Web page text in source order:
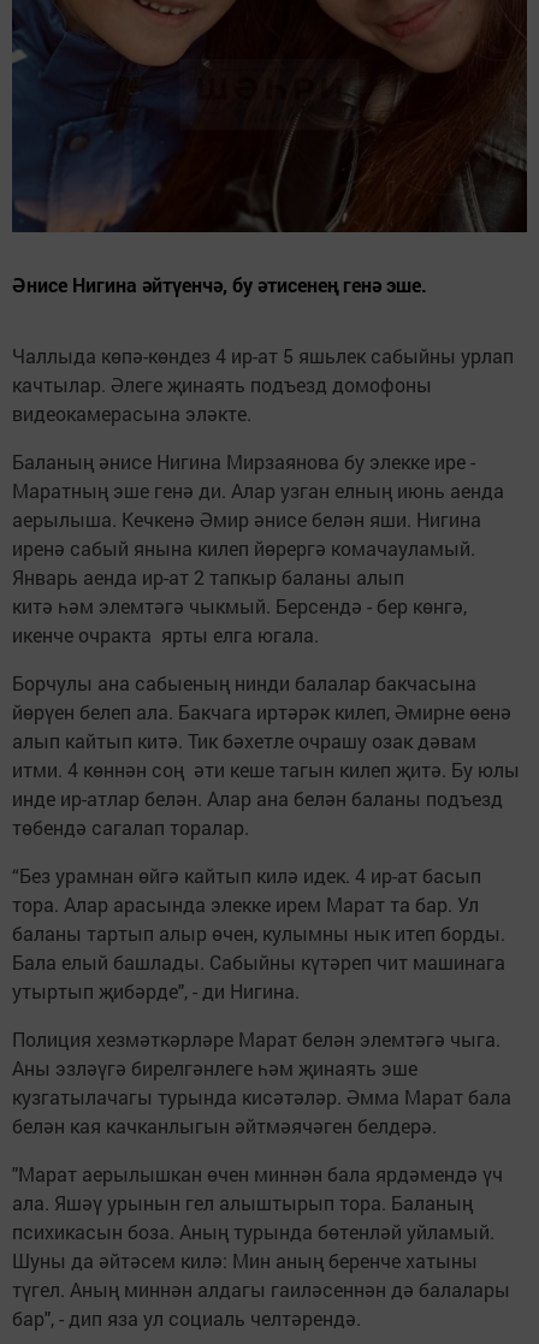
Әнисе Нигина әйтүенчә, бу әтисенең генә эше.
Чаллыда көпә-көндез 4 ир-ат 5 яшьлек сабыйны урлап
качтылар. Әлеге җинаять подъезд домофоны
видеокамерасына эләкте.
Баланың әнисе Нигина Мирзаянова бу элекке ире -
Маратның эше генә ди. Алар узган елның июнь аенда
аерылыша. Кечкенә Әмир әнисе белән яши. Нигина
иренә сабый янына килеп йөрергә комачауламый.
Январь аенда ир-ат 2 тапкыр баланы алып
китә һәм элемтәгә чыкмый. Берсендә - бер көнгә,
икенче очракта ярты елга югала.
Борчулы ана сабыеның нинди балалар бакчасына
йөрүен белеп ала. Бакчага иртәрәк килеп, Әмирне өенә
алып кайтып китә. Тик бәхетле очрашу озак дәвам
итми. 4 көннән соң әти кеше тагын килеп җитә. Бу юлы
инде ир-атлар белән. Алар ана белән баланы подъезд
төбендә сагалап торалар.
“Без урамнан өйгә кайтып килә идек. 4 ир-ат басып
тора. Алар арасында элекке ирем Марат та бар. Ул
баланы тартып алыр өчен, кулымны нык итеп борды.
Бала елый башлады. Сабыйны күтәреп чит машинага
утыртып җибәрде", - ди Нигина.
Полиция хезмәткәрләре Марат белән элемтәгә чыга.
Аны эзләүгә бирелгәнлеге һәм җинаять эше
кузгатылачагы турында кисәтәләр. Әмма Марат бала
белән кая качканлыгын әйтмәячәген белдерә.
"Марат аерылышкан өчен миннән бала ярдәмендә үч
ала. Яшәү урынын гел алыштырып тора. Баланың
психикасын боза. Аның турында бөтенләй уйламый.
Шуны да әйтәсем килә: Мин аның беренче хатыны
түгел. Аның миннән алдагы гаиләсеннән дә балалары
бар", - дип яза ул социаль челтәрендә.